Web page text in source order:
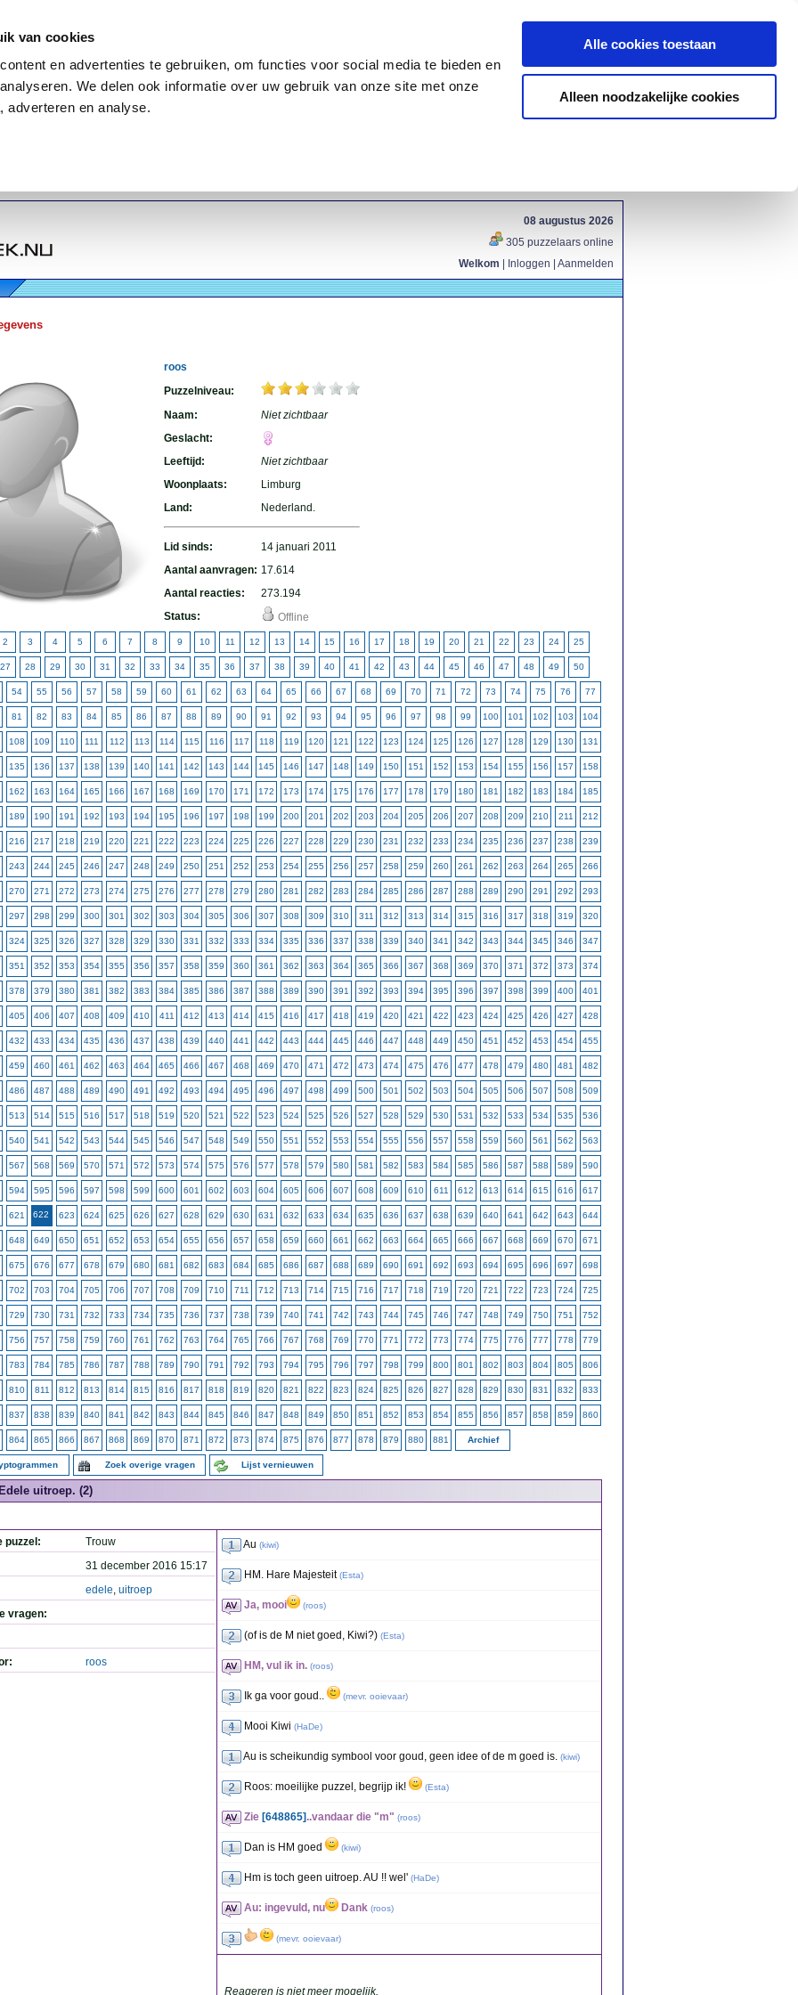
van cookies
en advertenties te gebruiken, om functies voor social media te bieden en
We delen ook informatie over uw gebruik van onze site met onze
adverteren en analyse.
Alle cookies toestaan
Alleen noodzakelijke cookies
08 augustus 2026
305 puzzelaars online
Welkom
Inloggen Aanmelden
roos
Puzzelniveau:
Naam:
Niet zichtbaar
Geslacht:
Leeftijd:
Niet zichtbaar
Woonplaats:
Limburg
Land:
Nederland.
Lid sinds:
14 januari 2011
Aantal aanvragen: 17.614
Aantal reacties:
273.194
Status:
Offline
2 3 4 5 6 7 8 9 10 11 12 13 14 15 16 17 18 19 20 21 22 23 24 25
27 28 29 30 31 32 33 34 35 36 37 38 39 40 41 42 43 44 45 46 47 48 49 50
54 55 56 57 58 59 60 61 62 63 64 65 66 67 68 69 70 71 72 73 74 75 76 77
81 82 83 84 85 86 87 88 89 90 91 92 93 94 95 96 97 98 99 100 101 102 103 104
108 109 110 111 112 113 114 115 116 117 118 119 120 121 122 123 124 125 126 127 128 129 130 131
135 136 137 138 139 140 141 142 143 144 145 146 147 148 149 150 151 152 153 154 155 156 157 158
162 163 164 165 166 167 168 169 170 171 172 173 174 175 176 177 178 179 180 181 182 183 184 185
189 190 191 192 193 194 195 196 197 198 199 200 201 202 203 204 205 206 207 208 209 210 211 212
216 217 218 219 220 221 222 223 224 225 226 227 228 229 230 231 232 233 234 235 236 237 238 239
243 244 245 246 247 248 249 250 251 252 253 254 255 256 257 258 259 260 261 262 263 264 265 266
270 271 272 273 274 275 276 277 278 279 280 281 282 283 284 285 286 287 288 289 290 291 292 293
297 298 299 300 301 302 303 304 305 306 307 308 309 310 311 312 313 314 315 316 317 318 319 320
324 325 326 327 328 329 330 331 332 333 334 335 336 337 338 339 340 341 342 343 344 345 346 347
351 352 353 354 355 356 357 358 359 360 361 362 363 364 365 366 367 368 369 370 371 372 373 374
378 379 380 381 382 383 384 385 386 387 388 389 390 391 392 393 394 395 396 397 398 399 400 401
405 406 407 408 409 410 411 412 413 414 415 416 417 418 419 420 421 422 423 424 425 426 427 428
432 433 434 435 436 437 438 439 440 441 442 443 444 445 446 447 448 449 450 451 452 453 454 455
459 460 461 462 463 464 465 466 467 468 469 470 471 472 473 474 475 476 477 478 479 480 481 482
486 487 488 489 490 491 492 493 494 495 496 497 498 499 500 501 502 503 504 505 506 507 508 509
513 514 515 516 517 518 519 520 521 522 523 524 525 526 527 528 529 530 531 532 533 534 535 536
540 541 542 543 544 545 546 547 548 549 550 551 552 553 554 555 556 557 558 559 560 561 562 563
567 568 569 570 571 572 573 574 575 576 577 578 579 580 581 582 583 584 585 586 587 588 589 590
594 595 596 597 598 599 600 601 602 603 604 605 606 607 608 609 610 611 612 613 614 615 616 617
621 622 623 624 625 626 627 628 629 630 631 632 633 634 635 636 637 638 639 640 641 642 643 644
648 649 650 651 652 653 654 655 656 657 658 659 660 661 662 663 664 665 666 667 668 669 670 671
675 676 677 678 679 680 681 682 683 684 685 686 687 688 689 690 691 692 693 694 695 696 697 698
702 703 704 705 706 707 708 709 710 711 712 713 714 715 716 717 718 719 720 721 722 723 724 725
729 730 731 732 733 734 735 736 737 738 739 740 741 742 743 744 745 746 747 748 749 750 751 752
756 757 758 759 760 761 762 763 764 765 766 767 768 769 770 771 772 773 774 775 776 777 778 779
783 784 785 786 787 788 789 790 791 792 793 794 795 796 797 798 799 800 801 802 803 804 805 806
810 811 812 813 814 815 816 817 818 819 820 821 822 823 824 825 826 827 828 829 830 831 832 833
837 838 839 840 841 842 843 844 845 846 847 848 849 850 851 852 853 854 855 856 857 858 859 860
864 865 866 867 868 869 870 871 872 873 874 875 876 877 878 879 880 881 Archief
Zoek overige vragen Lijst vernieuwen
uitroep. (2)
puzzel:
Trouw
31 december 2016 15:17
edele, uitroep
vragen:
roos
Au (kiwi)
HM. Hare Majesteit (Esta)
Ja, mooi (roos)
(of is de M niet goed, Kiwi?) (Esta)
HM, vul ik in. (roos)
Ik ga voor goud.. (mevr. ooievaar)
Mooi Kiwi (HaDe)
Au is scheikundig symbool voor goud, geen idee of de m goed is. (kiwi)
Roos: moeilijke puzzel, begrijp ik! (Esta)
Zie [648865]..vandaar die "m" (roos)
Dan is HM goed (kiwi)
Hm is toch geen uitroep. AU !! wel' (HaDe)
Au: ingevuld, nu Dank (roos)
(mevr. ooievaar)
Reageren is niet meer mogelijk.